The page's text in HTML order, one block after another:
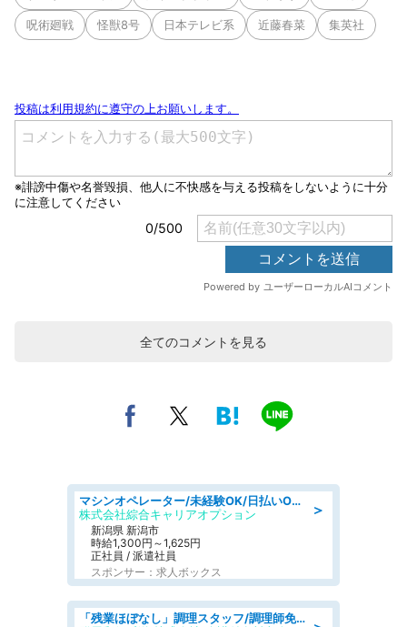
呪術廻戦 怪獣8号 日本テレビ系 近藤春菜 集英社
全てのコメントを見る
＞
マシンオペレーター/未経験OK/日払いOK/寮費無料/交替制/20・30・40代活躍中
株式会社綜合キャリアオプション
新潟県 新潟市
時給1,300円～1,625円
正社員 / 派遣社員
スポンサー：求人ボックス
「残業ほぼなし」調理スタッフ/調理師免許必須/正職員/日勤のみ/介護付き有料老人ホーム/社会保障完備